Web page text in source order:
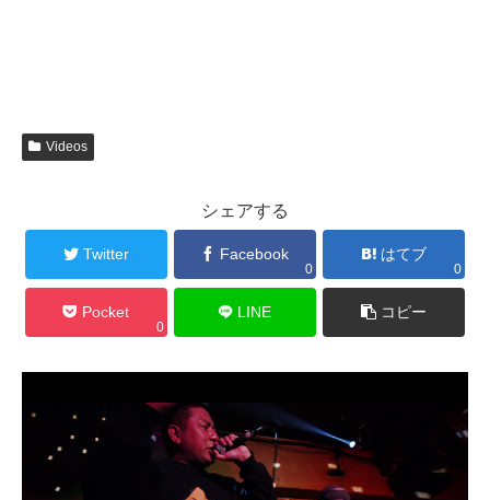
Videos
シェアする
Twitter Facebook
0
はてブ
0
Pocket
0
LINE コピー